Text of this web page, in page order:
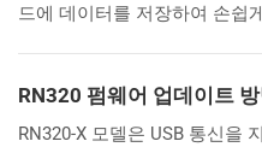
드에 데이터를 저장하여 손쉽
RN320 펌웨어 업데이트 방
RN320-X 모델은 USB 통신을